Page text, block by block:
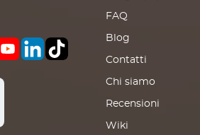
FAQ
Blog
Contatti
Chi siamo
Recensioni
Wiki